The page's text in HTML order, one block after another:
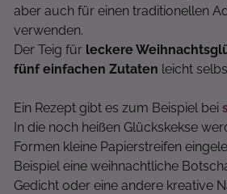
aber auch für einen traditionellen
verwenden.
Der Teig für leckere
fünf einfachen Zutaten leicht
Ein Rezept gibt es zum Beispiel bei
In die noch heißen Glückskekse
Formen kleine Papierstreifen
Beispiel eine weihnachtliche
Gedicht oder eine andere kreative